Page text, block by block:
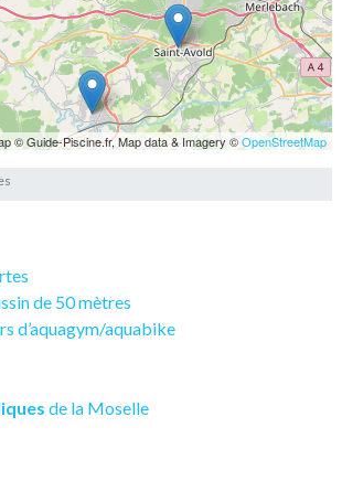
© Guide-Piscine.fr, Map data & Imagery ©OpenStreetMap
de 50 mètres
d’aquagym/aquabike
de la Moselle